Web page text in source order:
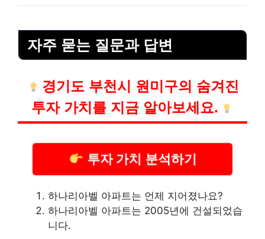
자주 묻는 질문과 답변
경기도 부천시 원미구의 숨겨진
투자 가치를 지금 알아보세요.
투자 가치 분석하기
하나리아벨 아파트는 언제 지어졌나요?
하나리아벨 아파트는 2005년에 건설되었습
니다.